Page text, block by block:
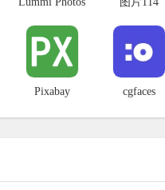
Pixabay cgfaces